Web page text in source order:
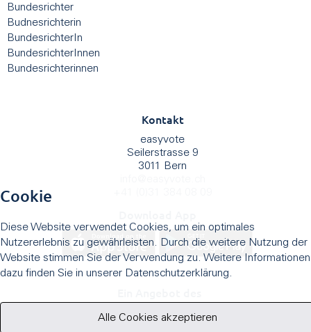
Bundesrichter
Budnesrichterin
BundesrichterIn
BundesrichterInnen
Bundesrichterinnen
Kontakt
easyvote
Seilerstrasse 9
3011 Bern
Cookie
Diese Website verwendet Cookies, um ein optimales
Nutzererlebnis zu gewährleisten. Durch die weitere Nutzung der
Website stimmen Sie der Verwendung zu. Weitere Informationen
dazu finden Sie in unserer Datenschutzerklärung.
Alle Cookies akzeptieren